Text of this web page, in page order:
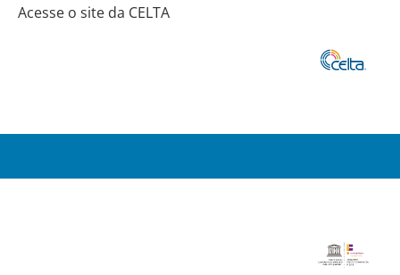
Acesse o site da CELTA